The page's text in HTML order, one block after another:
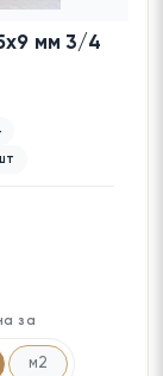
мм 3/4
за
м2